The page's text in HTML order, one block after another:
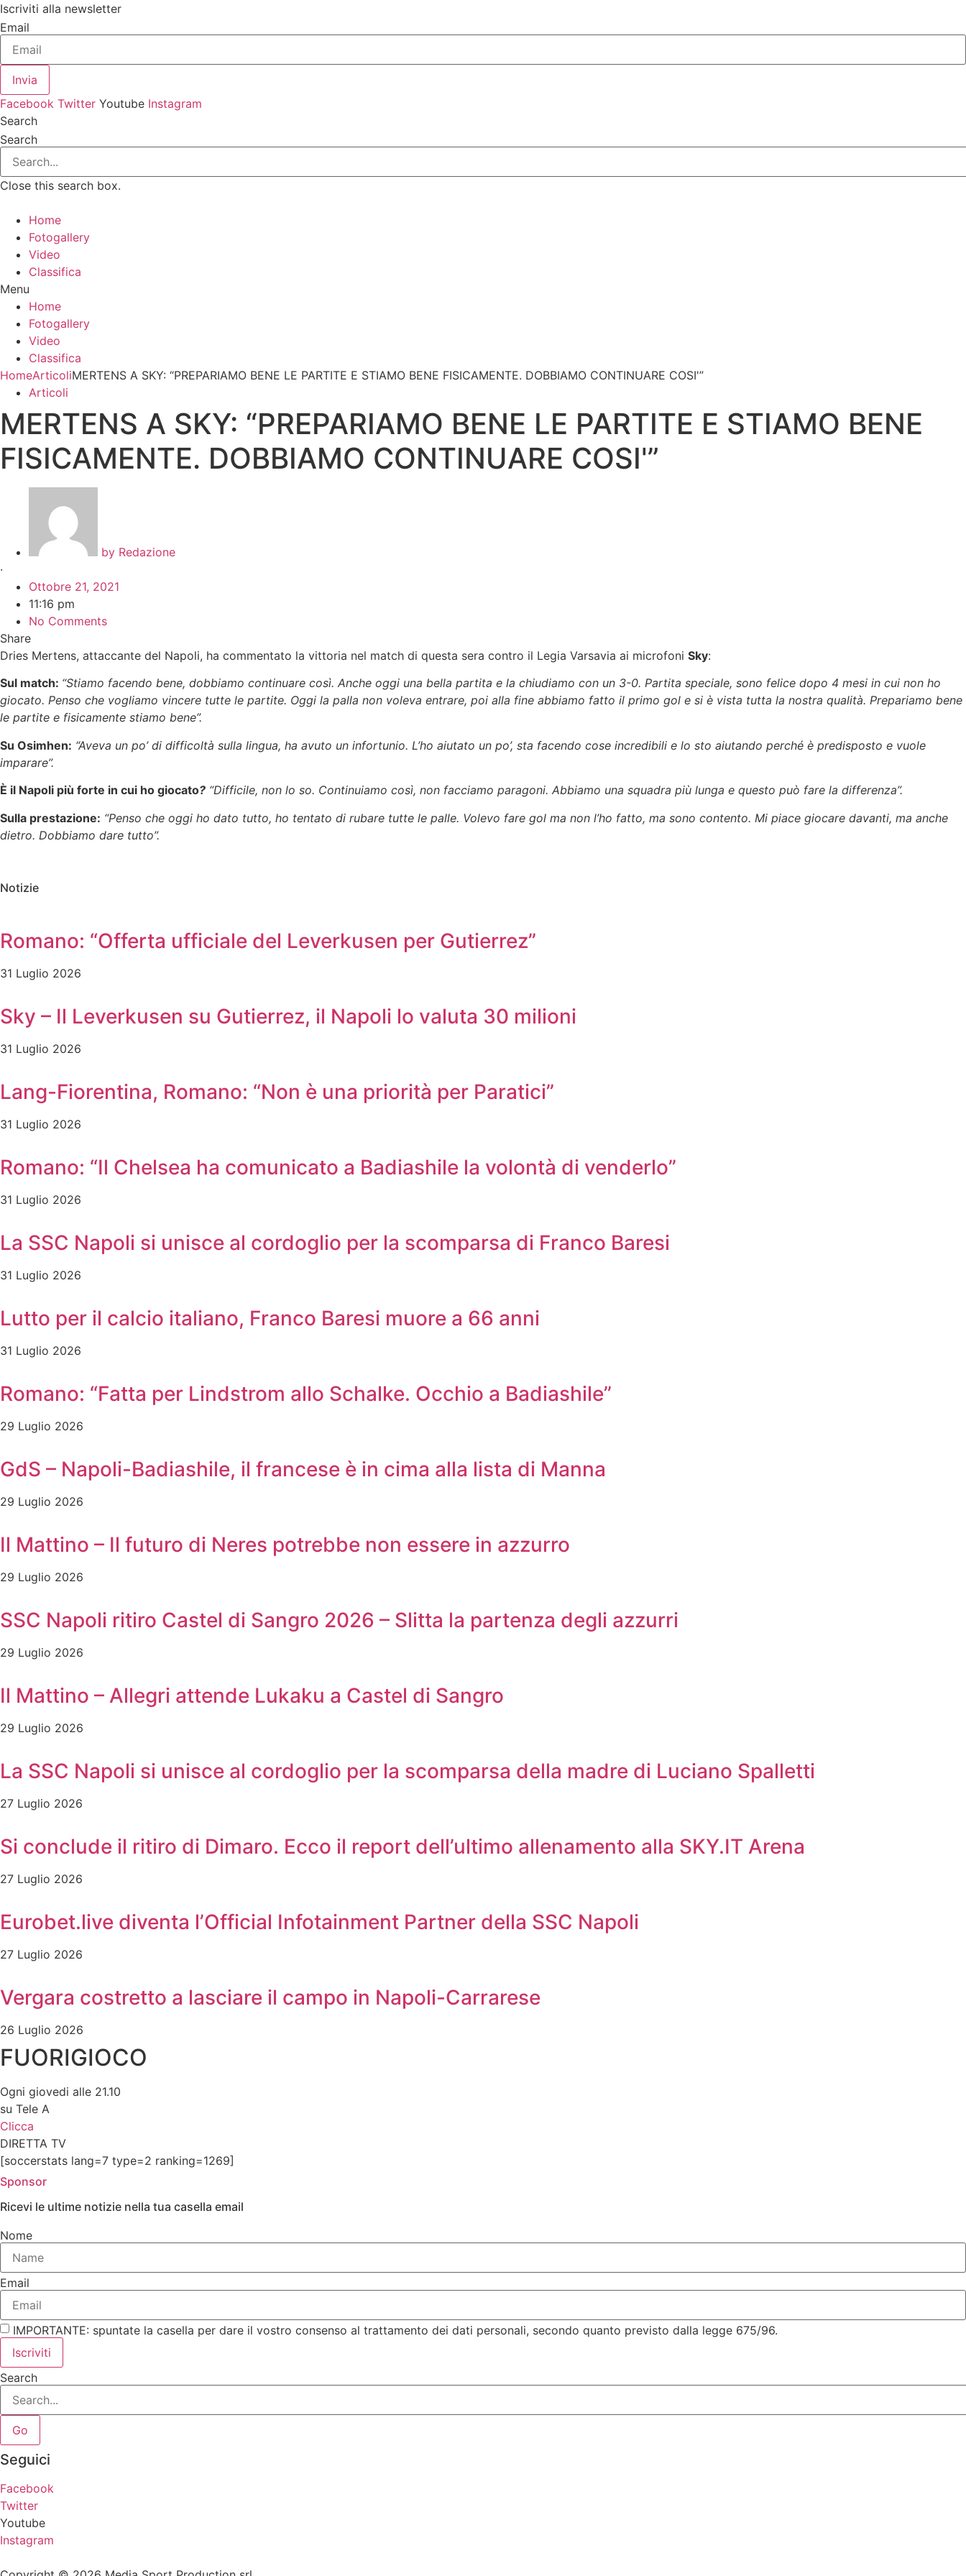
Vai
al
contenuto
Iscriviti alla newsletter
Email
Invia
Facebook Twitter Youtube Instagram
Search
Search
Close this search box.
Home
Fotogallery
Video
Classifica
Menu
Home
Fotogallery
Video
Classifica
HomeArticoliMERTENS A SKY: “PREPARIAMO BENE LE PARTITE E STIAMO BENE FISICAMENTE. DOBBIAMO CONTINUARE COSI'”
Articoli
MERTENS A SKY: “PREPARIAMO BENE LE PARTITE E STIAMO BENE
FISICAMENTE. DOBBIAMO CONTINUARE COSI'”
by Redazione
·
Ottobre 21, 2021
11:16 pm
No Comments
Share
Dries Mertens, attaccante del Napoli, ha commentato la vittoria nel match di questa sera contro il Legia Varsavia ai microfoni Sky:
Sul match: “Stiamo facendo bene, dobbiamo continuare così. Anche oggi una bella partita e la chiudiamo con un 3-0. Partita speciale, sono felice dopo 4 mesi in cui non ho
giocato. Penso che vogliamo vincere tutte le partite. Oggi la palla non voleva entrare, poi alla fine abbiamo fatto il primo gol e si è vista tutta la nostra qualità. Prepariamo bene
le partite e fisicamente stiamo bene”.
Su Osimhen: “Aveva un po’ di difficoltà sulla lingua, ha avuto un infortunio. L’ho aiutato un po’, sta facendo cose incredibili e lo sto aiutando perché è predisposto e vuole
imparare”.
È il Napoli più forte in cui ho giocato? “Difficile, non lo so. Continuiamo così, non facciamo paragoni. Abbiamo una squadra più lunga e questo può fare la differenza”.
Sulla prestazione: “Penso che oggi ho dato tutto, ho tentato di rubare tutte le palle. Volevo fare gol ma non l’ho fatto, ma sono contento. Mi piace giocare davanti, ma anche
dietro. Dobbiamo dare tutto”.
Notizie
Romano: “Offerta ufficiale del Leverkusen per Gutierrez”
31 Luglio 2026
Sky – Il Leverkusen su Gutierrez, il Napoli lo valuta 30 milioni
31 Luglio 2026
Lang-Fiorentina, Romano: “Non è una priorità per Paratici”
31 Luglio 2026
Romano: “Il Chelsea ha comunicato a Badiashile la volontà di venderlo”
31 Luglio 2026
La SSC Napoli si unisce al cordoglio per la scomparsa di Franco Baresi
31 Luglio 2026
Lutto per il calcio italiano, Franco Baresi muore a 66 anni
31 Luglio 2026
Romano: “Fatta per Lindstrom allo Schalke. Occhio a Badiashile”
29 Luglio 2026
GdS – Napoli-Badiashile, il francese è in cima alla lista di Manna
29 Luglio 2026
Il Mattino – Il futuro di Neres potrebbe non essere in azzurro
29 Luglio 2026
SSC Napoli ritiro Castel di Sangro 2026 – Slitta la partenza degli azzurri
29 Luglio 2026
Il Mattino – Allegri attende Lukaku a Castel di Sangro
29 Luglio 2026
La SSC Napoli si unisce al cordoglio per la scomparsa della madre di Luciano Spalletti
27 Luglio 2026
Si conclude il ritiro di Dimaro. Ecco il report dell’ultimo allenamento alla SKY.IT Arena
27 Luglio 2026
Eurobet.live diventa l’Official Infotainment Partner della SSC Napoli
27 Luglio 2026
Vergara costretto a lasciare il campo in Napoli-Carrarese
26 Luglio 2026
FUORIGIOCO
Ogni giovedi alle 21.10
su Tele A
Clicca
DIRETTA TV
[soccerstats lang=7 type=2 ranking=1269]
Sponsor
Ricevi le ultime notizie nella tua casella email
Nome
Email
IMPORTANTE: spuntate la casella per dare il vostro consenso al trattamento dei dati personali, secondo quanto previsto dalla legge 675/96.
Iscriviti
Search
Go
Seguici
Facebook
Twitter
Youtube
Instagram